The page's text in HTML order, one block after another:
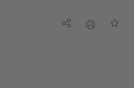
Teilen DruckenAuf